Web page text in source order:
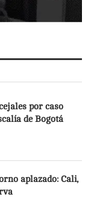
por caso
de Bogotá
aplazado: Cali,